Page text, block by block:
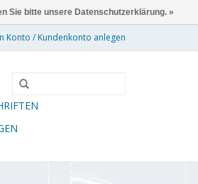
Konto / Kundenkonto anlegen
Sie bitte unsere Datenschutzerklärung. »